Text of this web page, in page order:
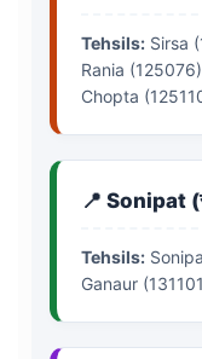
Tehsils: Sirsa
Rania
Chopta
📍 Sonipat
Tehsils:
Ganaur